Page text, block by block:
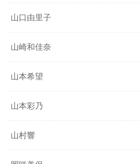
山口由里子
山崎和佳奈
山本希望
山本彩乃
山村響